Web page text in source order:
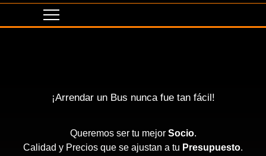
¡Arrendar un Bus nunca fue tan fácil!
Queremos ser tu mejor Socio.
Calidad y Precios que se ajustan a tu Presupuesto.